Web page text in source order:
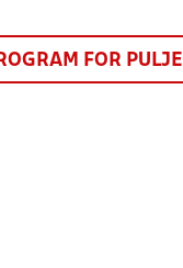
FOR PULJE